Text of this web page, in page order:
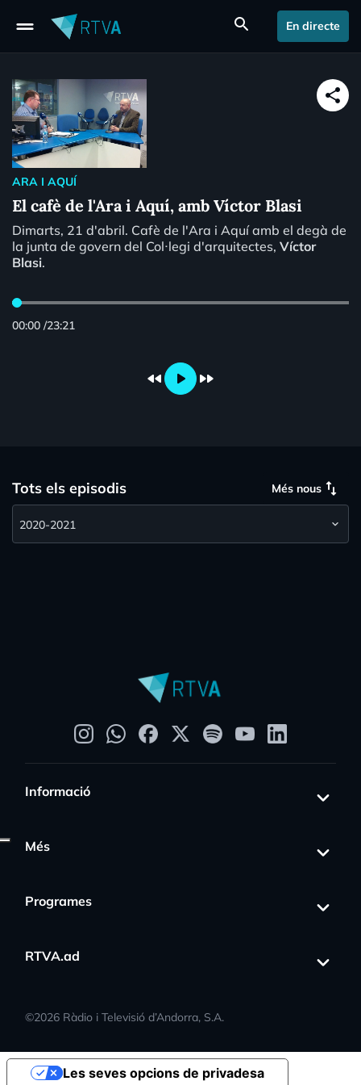
drag_handle search En directe
share
ARA I AQUÍ
El cafè de l'Ara i Aquí, amb Víctor Blasi
Dimarts, 21 d'abril. Cafè de l'Ara i Aquí amb el degà de
la junta de govern del Col·legi d'arquitectes, Víctor
Blasi.
00:00 /23:21
fast_rewind play_arrow fast_forward
Tots els episodis Més nous swap_vert
Informació
Més
Programes
RTVA.ad
©2026 Ràdio i Televisió d’Andorra, S.A.
Les seves opcions de privadesa